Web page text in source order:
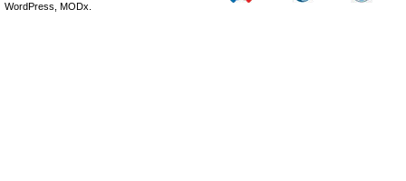
WordPress, MODx.